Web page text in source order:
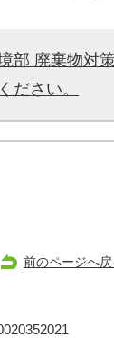
部 廃棄物対
ださい。
前のページへ戻